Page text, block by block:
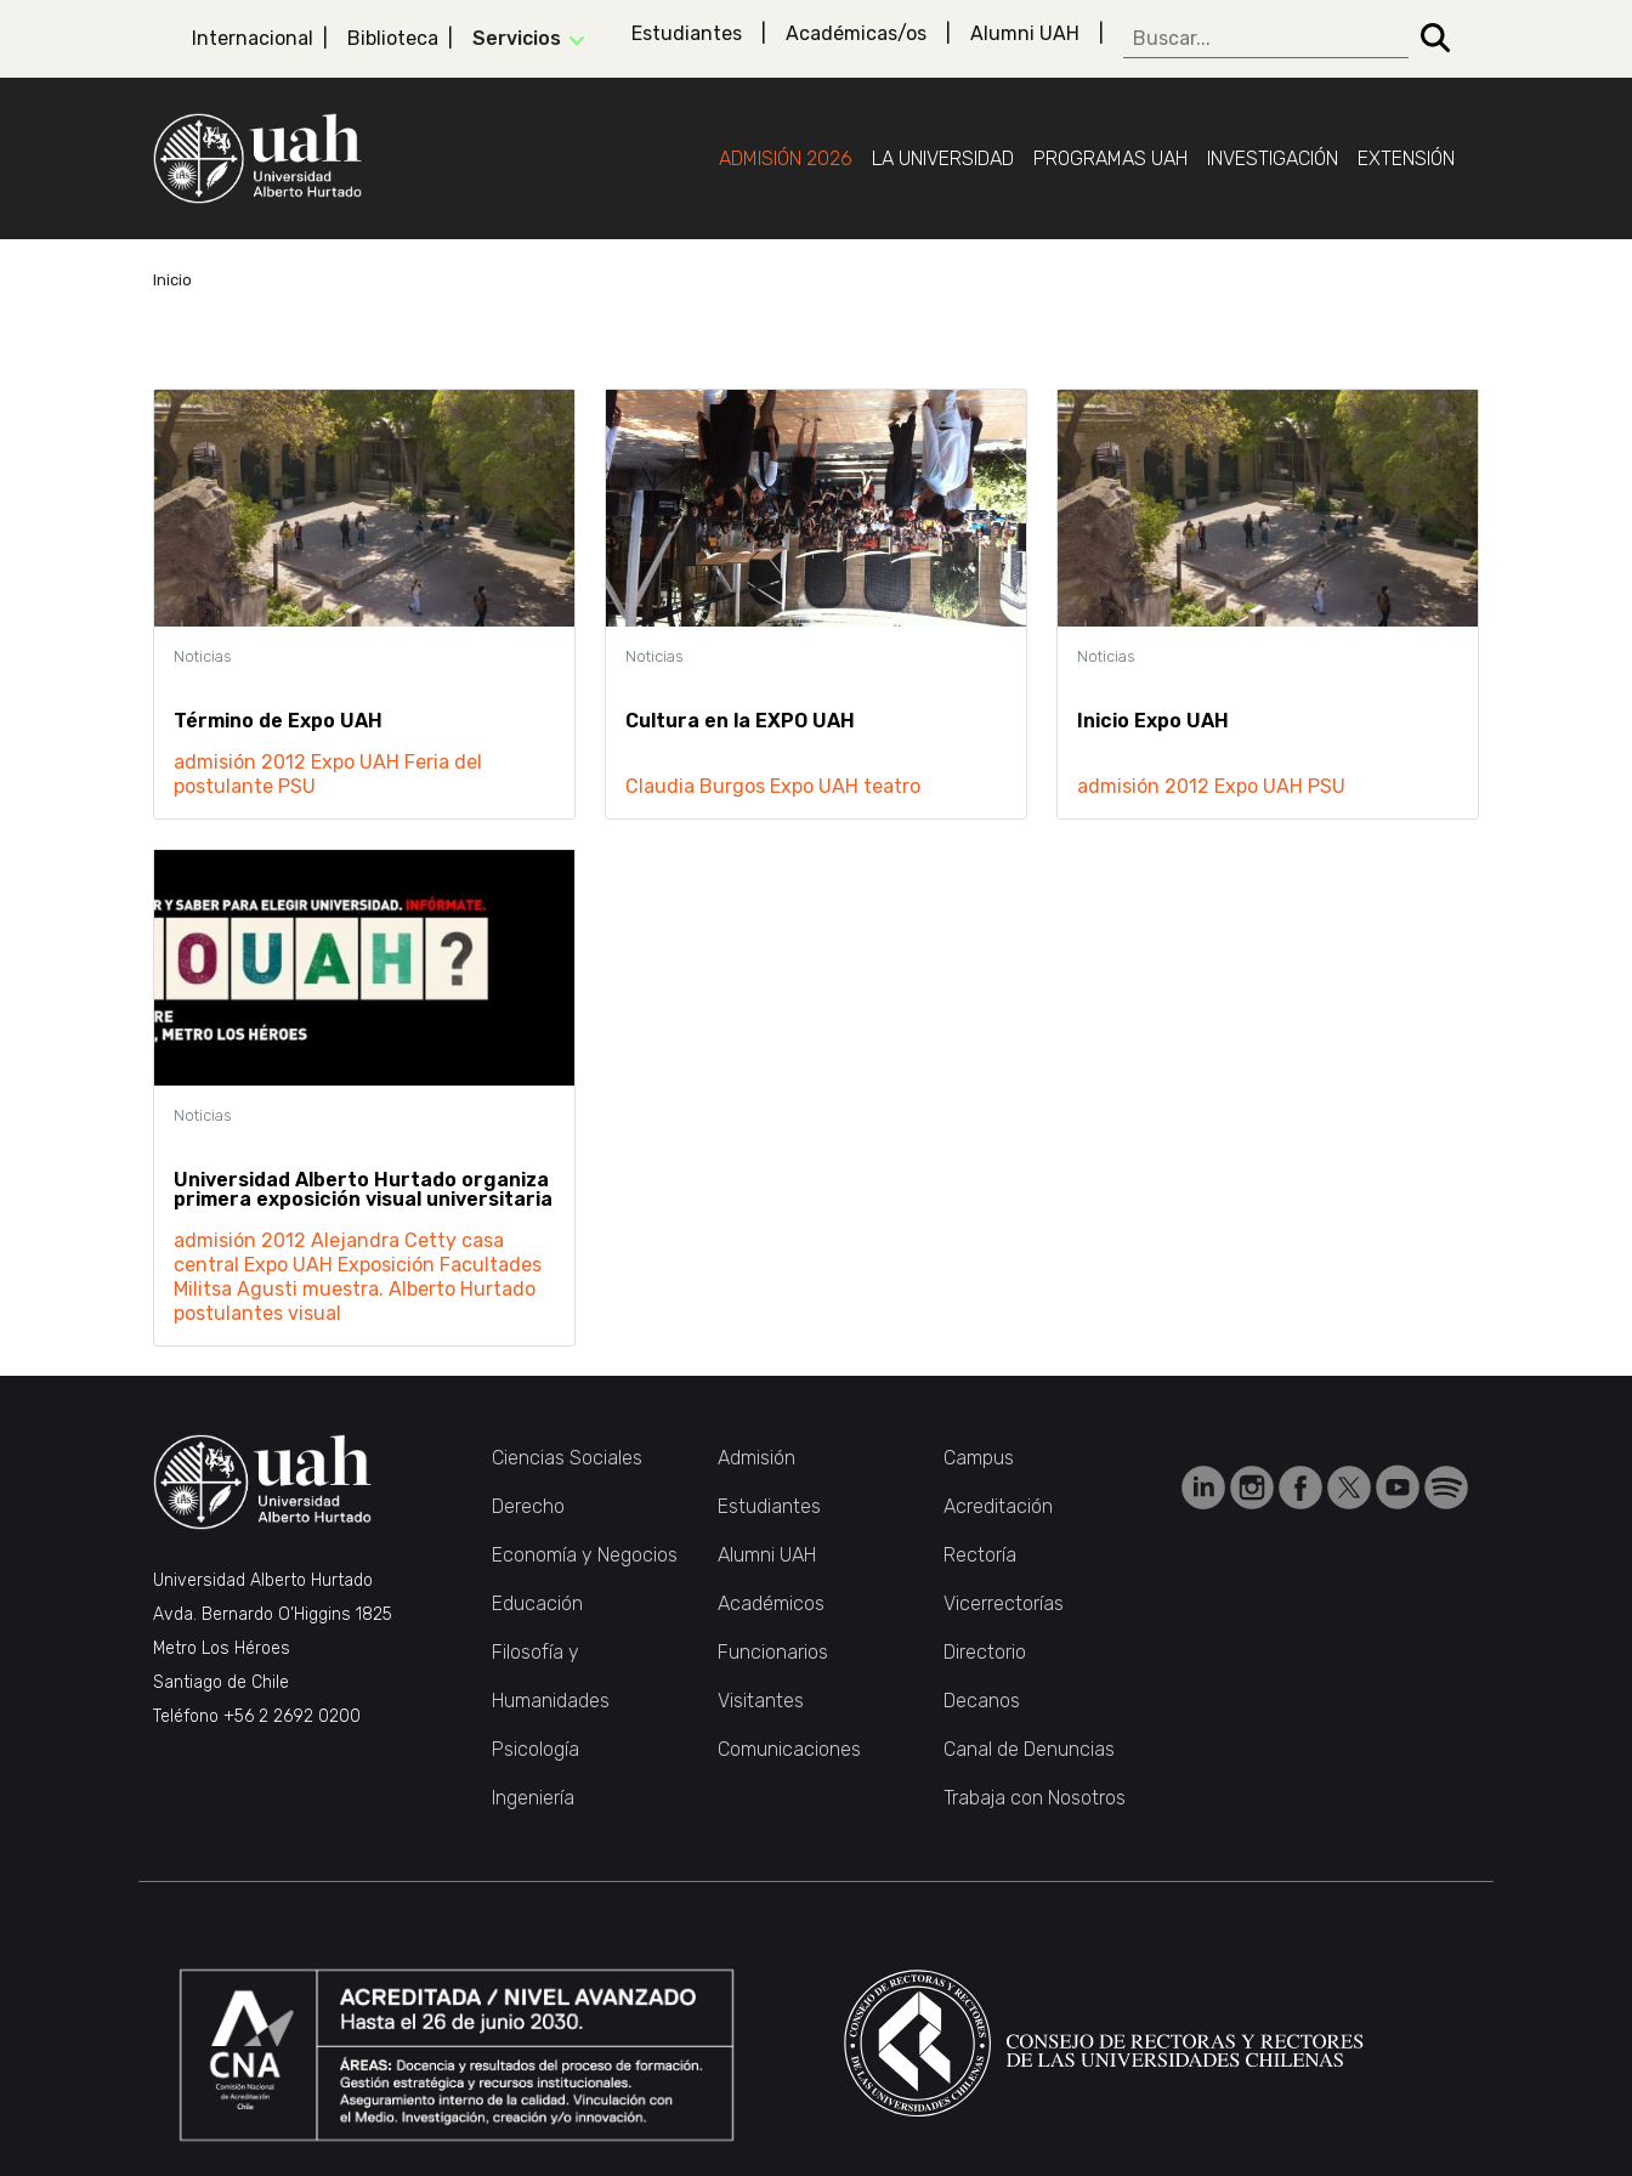
Internacional Biblioteca Servicios Estudiantes Académicas/os Alumni UAH
ADMISIÓN 2026 LA UNIVERSIDAD PROGRAMAS UAH INVESTIGACIÓN EXTENSIÓN
Inicio
Término de Expo UAH
admisión 2012 Expo UAH Feria del
postulante PSU
Cultura en la EXPO UAH
Claudia Burgos Expo UAH teatro
Inicio Expo UAH
admisión 2012 Expo UAH PSU
Universidad Alberto Hurtado organiza
primera exposición visual universitaria
admisión 2012 Alejandra Cetty casa
central Expo UAH Exposición Facultades
Militsa Agusti muestra. Alberto Hurtado
postulantes visual
Universidad Alberto Hurtado
Avda. Bernardo O’Higgins 1825
Metro Los Héroes
Santiago de Chile
Teléfono +56 2 2692 0200
Ciencias Sociales
Derecho
Economía y Negocios
Educación
Filosofía y
Humanidades
Psicología
Ingeniería
Admisión
Estudiantes
Alumni UAH
Académicos
Funcionarios
Visitantes
Comunicaciones
Campus
Acreditación
Rectoría
Vicerrectorías
Directorio
Decanos
Canal de Denuncias
Trabaja con Nosotros